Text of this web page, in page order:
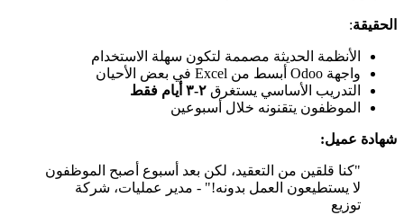
الحقيقة:
الأنظمة الحديثة مصممة لتكون سهلة الاستخدام
واجهة Odoo أبسط من Excel في بعض الأحيان
التدريب الأساسي يستغرق ٢-٣ أيام فقط
الموظفون يتقنونه خلال أسبوعين
شهادة عميل:
"كنا قلقين من التعقيد، لكن بعد أسبوع أصبح الموظفون
لا يستطيعون العمل بدونه!" - مدير عمليات، شركة
توزيع